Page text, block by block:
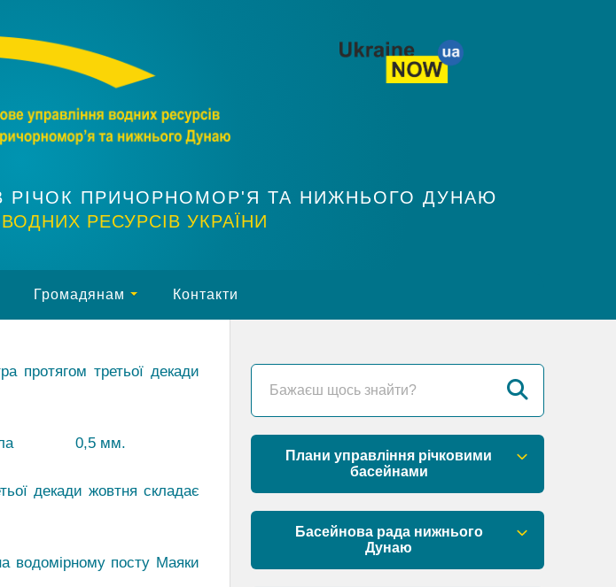
РІЧОК ПРИЧОРНОМОР'Я ТА НИЖНЬОГО ДУНАЮ
РЕСУРСІВ УКРАЇНИ
Громадянам Контакти
протягом третьої декади
склала 0,5 мм.
декади жовтня складає
водомірному посту Маяки
Плани управління річковими
басейнами
План управління річковим басейном
річок Причорномор’я
План управління річковим басейном
Басейнова рада нижнього
Дунаю